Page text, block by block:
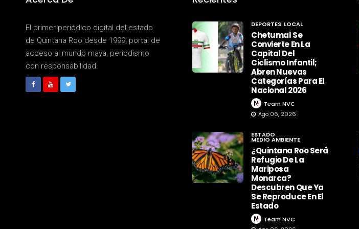
El primer periódico digital del estado
de Quintana Roo desde 1999, portal de
acceso al mundo maya, periodismo
con responsabilidad.
DEPORTES LOCAL
Chetumal Se
Convierte En La
Capital Del
Ciclismo Infantil;
Abren Nuevas
Categorías Para El
Nacional 2026
Team NVC
Ago 06, 2026
ESTADO
MEDIO AMBIENTE
¿Quintana Roo Será
Refugio De La
Mariposa
Monarca?
Descubren Que Ya
Se Reproduce En El
Estado
Team NVC